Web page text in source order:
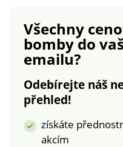
Všechny
bombydo
emailu?
Odebírejte náš
přehled!
získáte
akcím